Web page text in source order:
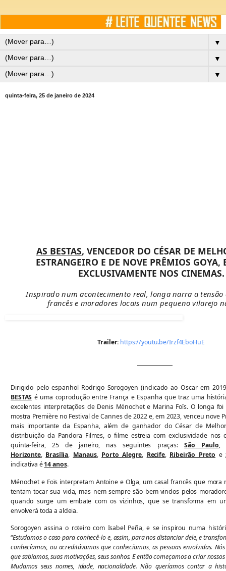
▼
▼
▼
quinta-feira, 25 de janeiro de 2024
AS BESTAS, VENCEDOR DO CÉSAR DE
ESTRANGEIRO E DE NOVE PRÊMIOS GOYA,
EXCLUSIVAMENTE NOS CINEMAS.
Inspirado num acontecimento real, longa narra a tensão
francês e moradores locais num pequeno vilarejo
Trailer: https://youtu.be/Irzf4EboHuE
Dirigido pelo espanhol Rodrigo Sorogoyen (indicado ao Oscar em
BESTAS é uma coprodução entre França e Espanha que traz uma
excelentes interpretações de Denis Ménochet e Marina Foïs. O longa foi
mostra Première no Festival de Cannes de 2022 e, em 2023, venceu nove
mais importante da Espanha, além de ganhador do César de
distribuição da Pandora Filmes, o filme estreia com exclusividade nos
quinta-feira, 25 de janeiro, nas seguintes praças:São Paulo,
Horizonte, Brasília, Manaus, Porto Alegre, Recife, Ribeirão Preto e
indicativa é14 anos.
Ménochet e Foïs interpretam Antoine e Olga, um casal francês que mora
tentam tocar sua vida, mas nem sempre são bem-vindos pelos
quando surge um embate com os vizinhos, que se transforma em
envolverá toda a aldeia.
Sorogoyen assina o roteiro com Isabel Peña, e se inspirou numa
“Estudamos o caso para conhecê-lo e, assim, para nos distanciar dele, e
conhecíamos, ou acreditávamos que conhecíamos, as pessoas envolvidas.
que sabíamos, suas motivações, seus sonhos. E então começamos a criar
Mudamos seus nomes, idade, nacionalidade. Não queríamos contar a